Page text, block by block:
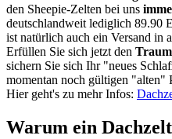
den Sheepie-Zelten bei uns
deutschlandweit lediglich 89.90
ist natürlich auch ein Versand in
Erfüllen Sie sich jetzt den
sichern Sie sich Ihr "neues
momentan noch gültigen "alten"
Hier geht's zu mehr Infos:
Warum ein